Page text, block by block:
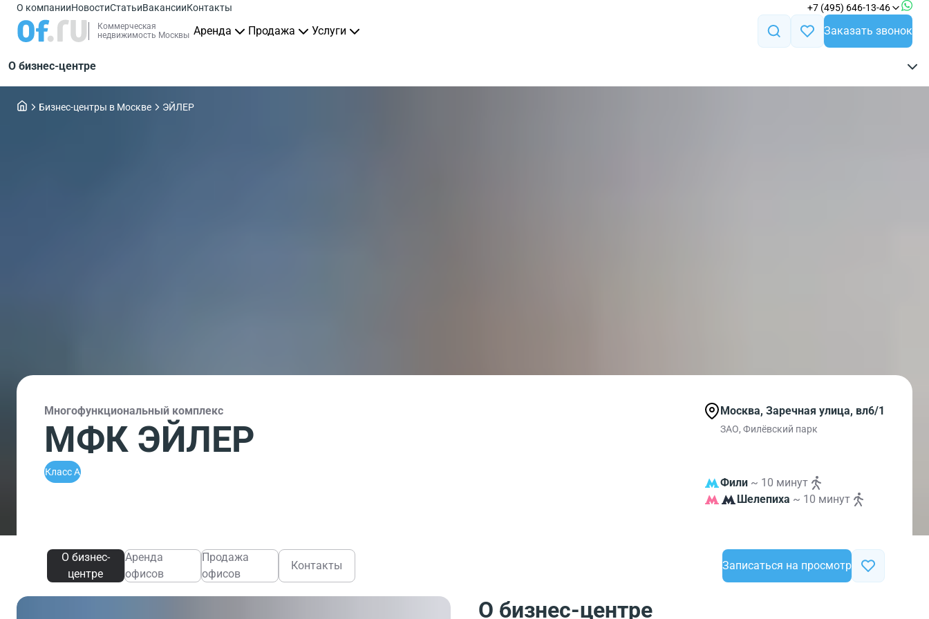
О компанииНовостиСтатьиВакансииКонтакты +7 (495) 646-13-46
Коммерческая
недвижимость Москвы Аренда Продажа Услуги Заказать звонок
О бизнес-центре
Бизнес-центры в Москве ЭЙЛЕР
Многофункциональный комплекс
МФК ЭЙЛЕР
Класс A
Москва, Заречная улица, вл6/1
ЗАО, Филёвский парк
Фили ~ 10 минут
Шелепиха ~ 10 минут
О бизнес-
центре
Аренда
офисов
Продажа
офисов
Контакты Записаться на просмотр
О бизнес-центре